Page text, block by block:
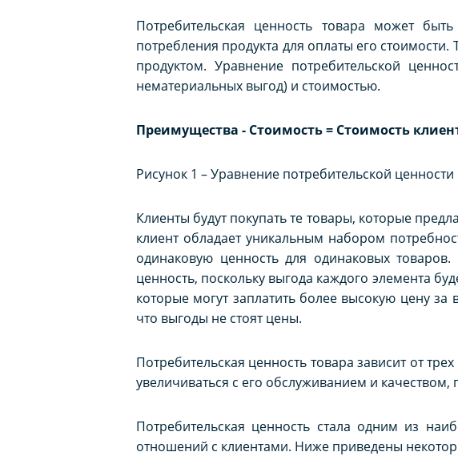
Потребительская ценность товара может
потребления продукта для оплаты его
продуктом. Уравнение потребительской
нематериальных выгод) и стоимостью.
Преимущества - Стоимость = Стоимость
Рисунок 1 – Уравнение потребительской ценности
Клиенты будут покупать те товары, которые
клиент обладает уникальным набором
одинаковую ценность для одинаковых
ценность, поскольку выгода каждого элемента
которые могут заплатить более высокую цену за
что выгоды не стоят цены.
Потребительская ценность товара зависит от
увеличиваться с его обслуживанием и
Потребительская ценность стала одним из
отношений с клиентами. Ниже приведены